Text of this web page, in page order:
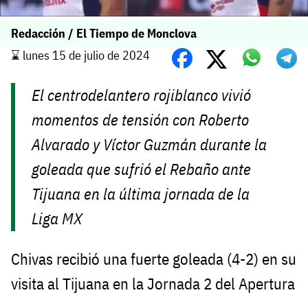
Redacción / El Tiempo de Monclova
⌛️ lunes 15 de julio de 2024
El centrodelantero rojiblanco vivió
momentos de tensión con Roberto
Alvarado y Víctor Guzmán durante la
goleada que sufrió el Rebaño ante
Tijuana en la última jornada de la
Liga MX
Chivas recibió una fuerte goleada (4-2) en su
visita al Tijuana en la Jornada 2 del Apertura